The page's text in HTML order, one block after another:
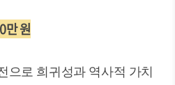
만 원
으로 희귀성과 역사적 가치